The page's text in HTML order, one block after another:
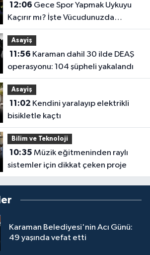
12:06
Kaçırır mı? İşte Vücudunuzda
Yaşananlar!
Asayiş
11:56
operasyonu: 104 şüpheli yakalandı
Asayiş
11:02
bisikletle kaçtı
Bilim ve Teknoloji
10:35
sistemler için dikkat çeken proje
Karaman Belediyesi'nin Acı Günü:
49 yaşında vefat etti